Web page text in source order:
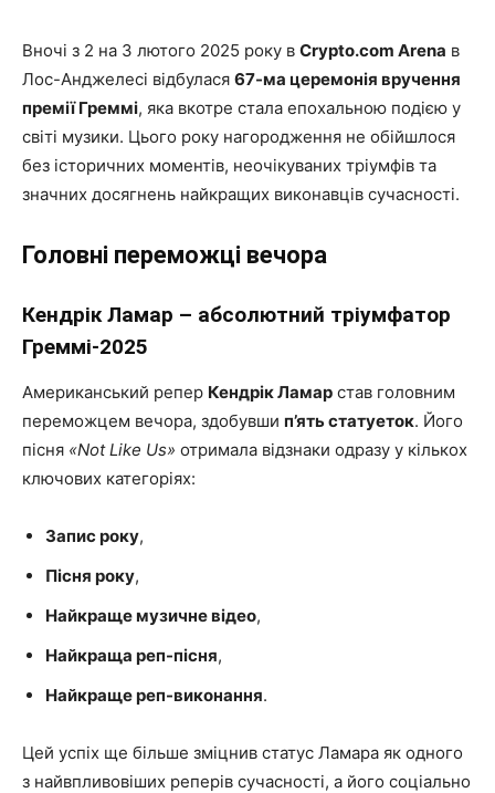
Вночі з 2 на 3 лютого 2025 року в Crypto.com Arena в
Лос-Анджелесі відбулася 67-ма церемонія вручення
премії Греммі, яка вкотре стала епохальною подією у
світі музики. Цього року нагородження не обійшлося
без історичних моментів, неочікуваних тріумфів та
значних досягнень найкращих виконавців сучасності.
Головні переможці вечора
Кендрік Ламар – абсолютний тріумфатор
Греммі-2025
Американський репер Кендрік Ламар став головним
переможцем вечора, здобувши п’ять статуеток. Його
пісня «Not Like Us» отримала відзнаки одразу у кількох
ключових категоріях:
Запис року,
Пісня року,
Найкраще музичне відео,
Найкраща реп-пісня,
Найкраще реп-виконання.
Цей успіх ще більше зміцнив статус Ламара як одного
з найвпливовіших реперів сучасності, а його соціально